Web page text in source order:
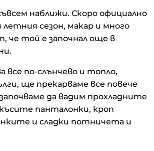
наближи. Скоро официално
сезон, макар и много
че той е започнал още в
все по-слънчево и топло,
ще прекарваме все повече
да вадим прохладните
панталонки, кроп
и сладки потничета и